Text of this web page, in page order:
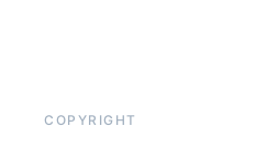
COPYRIGHT